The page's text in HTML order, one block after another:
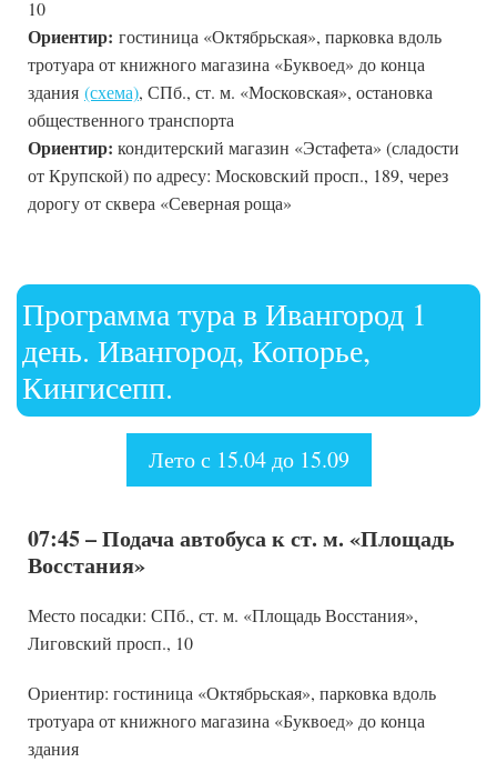
10
Ориентир: гостиница «Октябрьская», парковка вдоль
тротуара от книжного магазина «Буквоед» до конца
здания (схема), СПб., ст. м. «Московская», остановка
общественного транспорта
Ориентир: кондитерский магазин «Эстафета» (сладости
от Крупской) по адресу: Московский просп., 189, через
дорогу от сквера «Северная роща»
Программа тура в Ивангород 1
день. Ивангород, Копорье,
Кингисепп.
Лето с 15.04 до 15.09
07:45 – Подача автобуса к ст. м. «Площадь
Восстания»
Место посадки: СПб., ст. м. «Площадь Восстания»,
Лиговский просп., 10
Ориентир: гостиница «Октябрьская», парковка вдоль
тротуара от книжного магазина «Буквоед» до конца
здания